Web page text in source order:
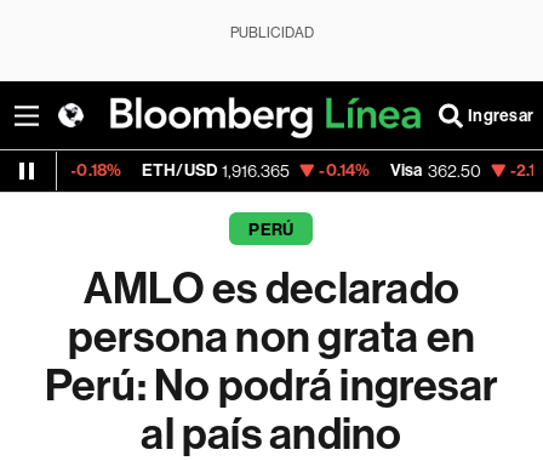
PUBLICIDAD
Ingresar
ETH/USD 1,916.365 -0.14% Visa 362.50 -2.15%
PERÚ
AMLO es declarado
persona non grata en
Perú: No podrá ingresar
al país andino